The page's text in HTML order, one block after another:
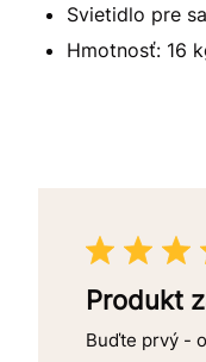
Svietidlo pre
Hmotnosť: 16
Produkt
Buďte prvý -